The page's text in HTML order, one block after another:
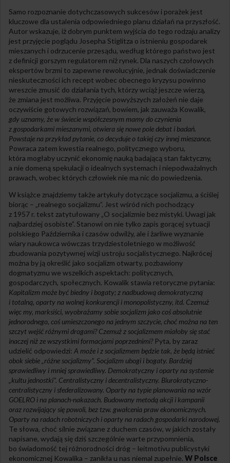
Samo rozpoznanie dotychczasowych sukcesów i porażek jest
kluczowe dla ustalenia odpowiedniego planu działań na przyszłość.
Autor wskazuje, iż dobrym punktem wyjścia do tego rodzaju analizy
jest przyjęcie poglądu Josepha Stiglitza o istnieniu gospodarek
mieszanych i odrzucenie przesądu, według którego państwo jest
z definicji gorszym regulatorem niż rynek. Dla naszych czołowych
ekspertów brzmi to zapewne rewolucyjnie, jednak doświadczenie
nieskuteczności ich recept wobec obecnego kryzysu powinno
wreszcie zmusić do działania tych, którzy wciąż jeszcze wierzą,
że zmiana jest możliwa. Przyjęcie powyższych założeń nie daje
oczywiście gotowych rozwiązań, bowiem, jak zauważa Kowalik,
gdy uznamy, że w świecie współczesnym mamy do czynienia
z gospodarkami mieszanymi, otwiera się nowe pole debat i badań.
Powstaje na przykład pytanie, co decyduje o takiej czy innej mieszance.
Powraca zatem kwestia realnego, politycznego wyboru,
która mogłaby uczynić ekonomię nauką badającą stan faktyczny,
a nie domeną spekulacji o idealnych systemach i niepodważalnych
prawach, wobec których człowiek nie ma nic do powiedzenia.
W książce znajdziemy także artykuły dotyczące socjalizmu, a ściślej
biorąc – „realnego socjalizmu”. Jest wśród nich pochodzący
z 1957 r. tekst zatytułowany „O socjalizmie bez mistyki. Uwagi jak
najbardziej osobiste”. Stanowi on nie tylko zapis gorącej sytuacji
polskiego Października i czasów odwilży, ale i żarliwe wyznanie
wiary naukowca wówczas trzydziestoletniego w możliwość
zbudowania pozytywnej wizji ustroju socjalistycznego. Najkrócej
można by ją określić jako socjalizm otwarty, pozbawiony
dogmatyzmu we wszelkich aspektach: politycznych,
gospodarczych, społecznych. Kowalik stawia retoryczne pytania:
Kapitalizm może być biedny i bogaty; z nadbudową demokratyczną
i totalną, oparty na wolnej konkurencji i monopolistyczny, itd. Czemuż
więc my, marksiści, wyobrażamy sobie socjalizm jako coś absolutnie
jednorodnego, coś umieszczonego na jednym szczycie, choć można na ten
szczyt wejść różnymi drogami? Czemuż z socjalizmem miałoby się stać
inaczej niż ze wszystkimi formacjami poprzednimi?Pyta, by zaraz
udzielić odpowiedzi: A może i z socjalizmem będzie tak, że będą istnieć
obok siebie „różne socjalizmy”. Socjalizm ubogi i bogaty. Bardziej
sprawiedliwy i mniej sprawiedliwy. Demokratyczny i oparty na systemie
„kultu jednostki”. Centralistyczny i decentralistyczny. Biurokratyczno-
centralistyczny i sfederalizowany. Oparty na typie planowania na wzór
GOELRO i na planach-nakazach. Budowany metodą akcji i kampanii
oraz rozwijający się powoli, bez tzw. gwałcenia praw ekonomicznych.
Oparty na radach robotniczych i oparty na radach gospodarkinarodowej.
Te słowa, choć silnie związane z duchem czasów, w jakich zostały
napisane, wydają się dziś szczególnie warte przypomnienia,
bo świadomość tej różnorodności dróg – leitmotivu publicystyki
ekonomicznej Kowalika – zanikła u nas niemal zupełnie. W Polsce